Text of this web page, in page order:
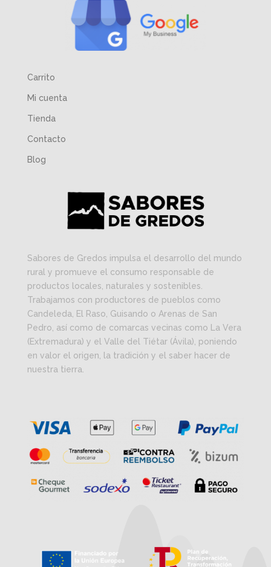
Carrito
Mi cuenta
Tienda
Contacto
Blog
Sabores de Gredos impulsa el desarrollo del mundo
rural y promueve el consumo responsable de
productos locales, naturales y sostenibles.
Trabajamos con productores de pueblos como
Candeleda, El Raso, Guisando o Arenas de San
Pedro, así como de comarcas vecinas como La Vera
(Extremadura) y el Valle del Tiétar (Ávila), poniendo
en valor el origen, la tradición y el saber hacer de
nuestra tierra.